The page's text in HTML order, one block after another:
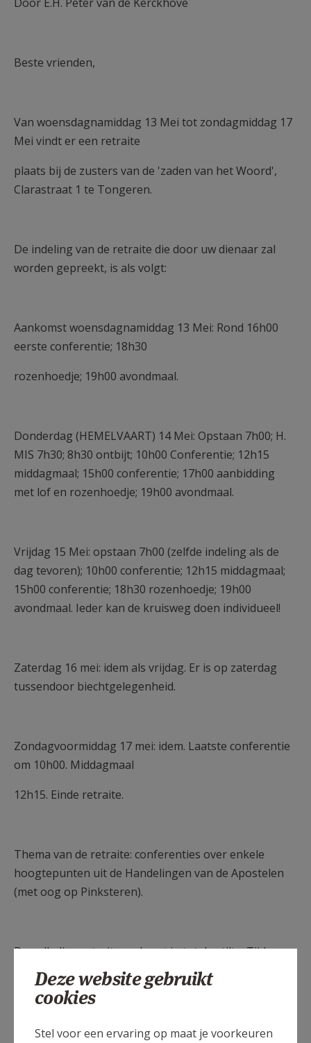
Beste vrienden,
Van woensdagnamiddag 13 Mei tot zondagmiddag 17
Mei vindt er een retraite
plaats bij de zusters van de 'zaden van het Woord',
Clarastraat 1 te Tongeren.
De indeling van de retraite die door uw dienaar zal
worden gepreekt, is als volgt:
Aankomst woensdagnamiddag 13 Mei: Rond 16h00
eerste conferentie; 18h30
rozenhoedje; 19h00 avondmaal.
Donderdag (HEMELVAART) 14 Mei: Opstaan 7h00; H.
MIS 7h30; 8h30 ontbijt; 10h00 Conferentie; 12h15
middagmaal; 15h00 conferentie; 17h00 aanbidding
met lof en rozenhoedje; 19h00 avondmaal.
Vrijdag 15 Mei: opstaan 7h00 (zelfde indeling als de
dag tevoren); 10h00 conferentie; 12h15 middagmaal;
15h00 conferentie; 18h30 rozenhoedje; 19h00
avondmaal. Ieder kan de kruisweg doen individueel!
Zaterdag 16 mei: idem als vrijdag. Er is op zaterdag
tussendoor biechtgelegenheid.
Zondagvoormiddag 17 mei: idem. Laatste conferentie
om 10h00. Middagmaal
12h15. Einde retraite.
Thema van de retraite: conferenties over enkele
hoogtepunten uit de Handelingen van de Apostelen
(met oog op Pinksteren).
De volledige retraite verloopt in totale stilte. Tijdens
de maaltijden wordt een lectuur gehouden. De H. Mis
voor de retraitanten is de Latijnse H. Mis volgens het
rituale van 1962 (met lezingen in het Nederlands!).
Deze website gebruikt
cookies
Stel voor een ervaring op maat je voorkeuren